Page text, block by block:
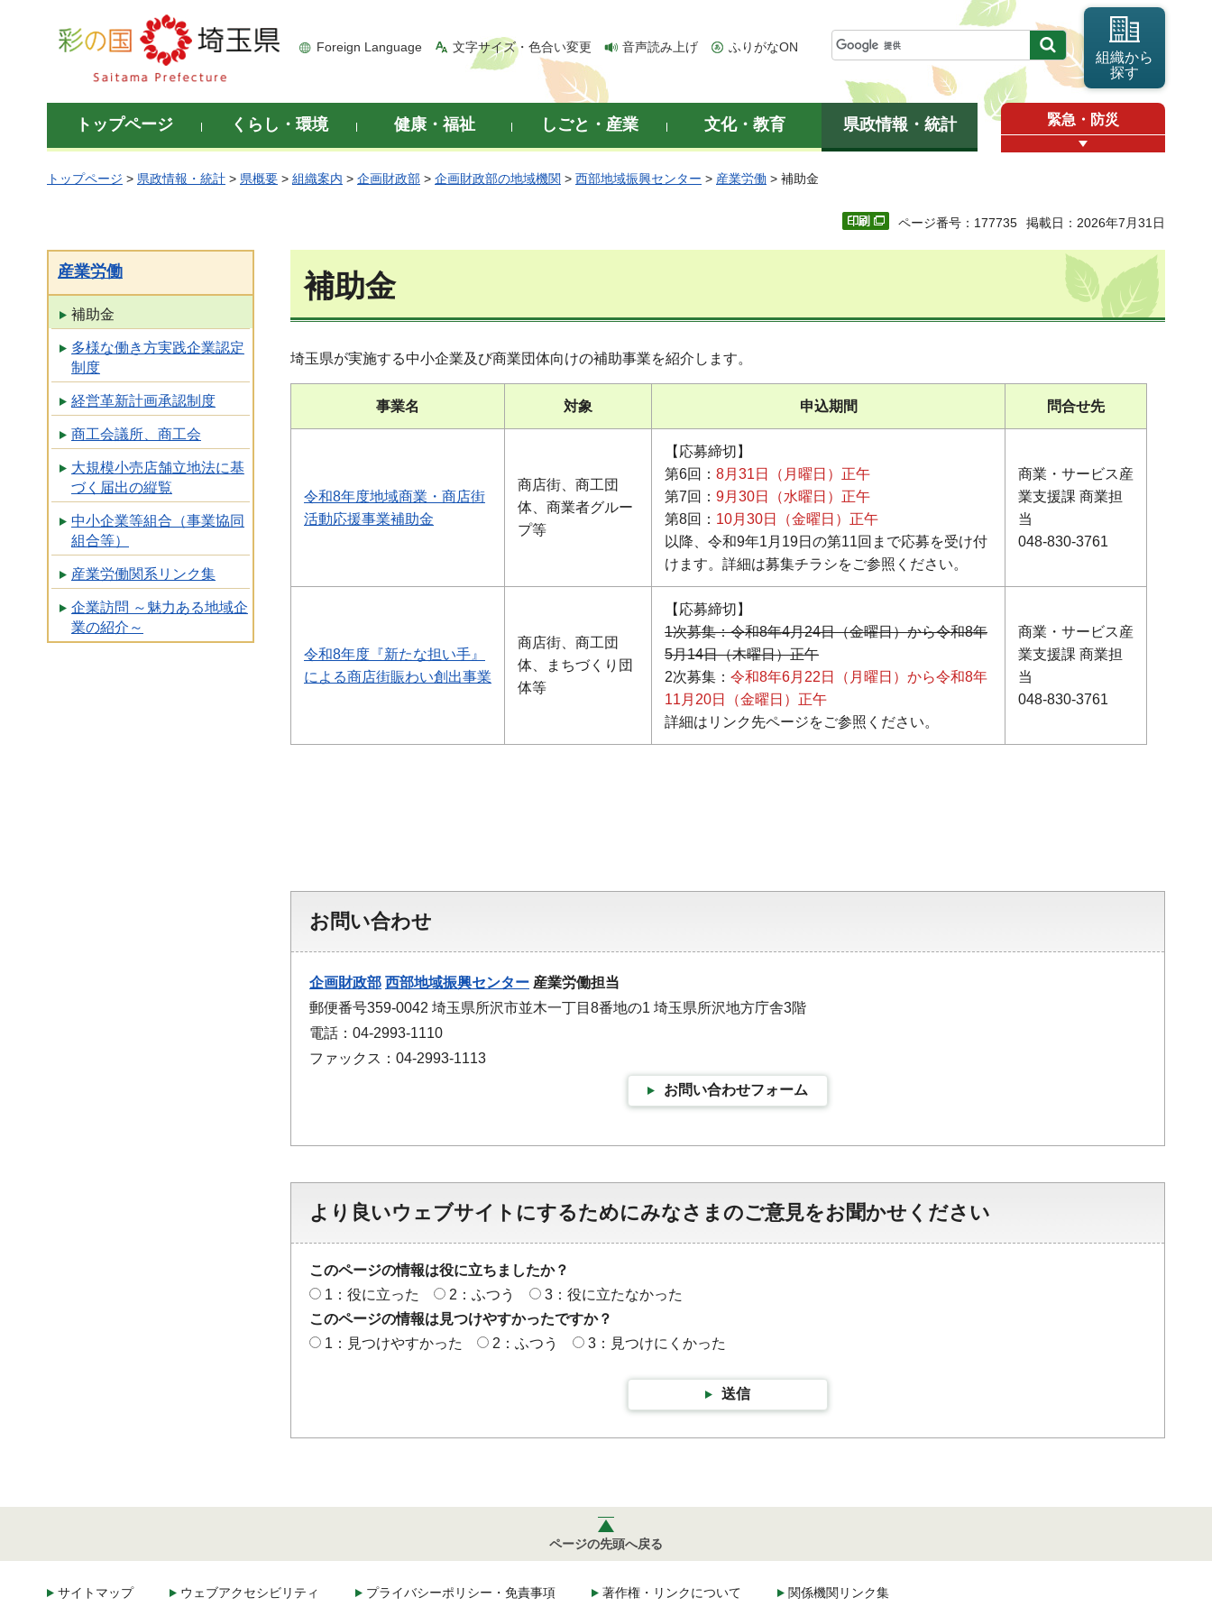
彩の国 埼玉県
Foreign Language 文字サイズ・色合い変更 音声読み上げ ふりがなON
組織から
探す
トップページ くらし・環境 健康・福祉 しごと・産業 文化・教育 県政情報・統計 緊急・防災
トップページ > 県政情報・統計 > 県概要 > 組織案内 > 企画財政部 > 企画財政部の地域機関 > 西部地域振興センター > 産業労働 > 補助金
ページ番号：177735 掲載日：2026年7月31日
産業労働
補助金
多様な働き方実践企業認定
制度
経営革新計画承認制度
商工会議所、商工会
大規模小売店舗立地法に基
づく届出の縦覧
中小企業等組合（事業協同
組合等）
産業労働関系リンク集
企業訪問 ～魅力ある地域企
業の紹介～
補助金
埼玉県が実施する中小企業及び商業団体向けの補助事業を紹介します。
事業名 対象 申込期間 問合せ先
令和8年度地域商業・商店街
活動応援事業補助金
商店街、商工団
体、商業者グルー
プ等
【応募締切】
第6回： 8月31日（月曜日）正午
第7回： 9月30日（水曜日）正午
第8回： 10月30日（金曜日）正午
以降、令和9年1月19日の第11回まで応募を受け付
けます。詳細は募集チラシをご参照ください。
商業・サービス産
業支援課 商業担
当
048-830-3761
令和8年度『新たな担い手』
による商店街賑わい創出事業
商店街、商工団
体、まちづくり団
体等
【応募締切】
1次募集：令和8年4月24日（金曜日）から令和8年
5月14日（木曜日）正午
2次募集： 令和8年6月22日（月曜日）から令和8年
11月20日（金曜日）正午
詳細はリンク先ページをご参照ください。
商業・サービス産
業支援課 商業担
当
048-830-3761
お問い合わせ
企画財政部 西部地域振興センター 産業労働担当
郵便番号359-0042 埼玉県所沢市並木一丁目8番地の1 埼玉県所沢地方庁舎3階
電話：04-2993-1110
ファックス：04-2993-1113
お問い合わせフォーム
より良いウェブサイトにするためにみなさまのご意見をお聞かせください
このページの情報は役に立ちましたか？
1：役に立った
2：ふつう
3：役に立たなかった
このページの情報は見つけやすかったですか？
1：見つけやすかった
2：ふつう 3：見つけにくかった
送信
ページの先頭へ戻る
サイトマップ ウェブアクセシビリティ プライバシーポリシー・免責事項 著作権・リンクについて 関係機関リンク集